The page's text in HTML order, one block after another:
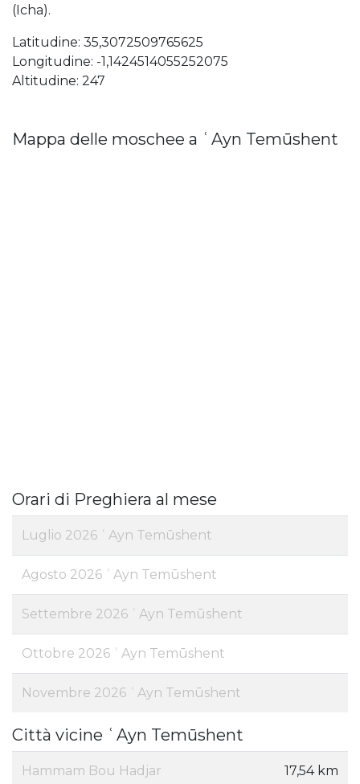
(Icha).
Latitudine: 35,3072509765625
Longitudine: -1,1424514055252075
Altitudine: 247
Mappa delle moschee a ʿAyn Temūshent
Orari di Preghiera al mese
Luglio 2026 ʿAyn Temūshent
Agosto 2026 ʿAyn Temūshent
Settembre 2026 ʿAyn Temūshent
Ottobre 2026 ʿAyn Temūshent
Novembre 2026 ʿAyn Temūshent
Città vicine ʿAyn Temūshent
Hammam Bou Hadjar 17,54 km